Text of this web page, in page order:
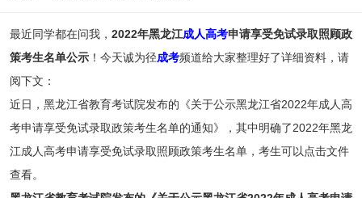
最近同学都在问我， 2022年黑龙江成人高考申请享受免试录取照顾政
策考生名单公示！今天诚为径成考频道给大家整理好了详细资料，请
阅下文：
近日，黑龙江省教育考试院发布的《关于公示黑龙江省2022年成人高
考申请享受免试录取政策考生名单的通知》，其中明确了2022年黑龙
江成人高考申请享受免试录取照顾政策考生名单，考生可以点击文件
查看。